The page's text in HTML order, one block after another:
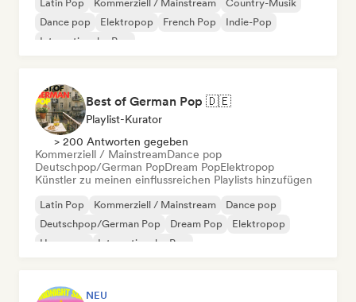
Latin Pop Kommerziell / Mainstream
Country-Musik
Dance pop
Elektropop French Pop
Indie-Pop
Internationaler Pop
Best of German Pop 🇩🇪
Playlist-Kurator
> 200 Antworten gegeben
Kommerziell / MainstreamDance pop
Deutschpop/German PopDream PopElektropop
Künstler zu meinen einflussreichen Playlists hinzufügen
Latin Pop Kommerziell / Mainstream
Dance pop
Deutschpop/German Pop
Dream Pop
Elektropop
Hyperpop
Internationaler Pop
NEU